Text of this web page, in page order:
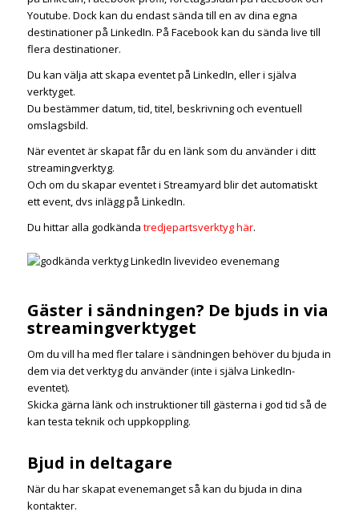
Youtube. Dock kan du endast sända till en av dina egna
destinationer på LinkedIn. På Facebook kan du sända live till
flera destinationer.
Du kan välja att skapa eventet på LinkedIn, eller i själva
verktyget.
Du bestämmer datum, tid, titel, beskrivning och eventuell
omslagsbild.
När eventet är skapat får du en länk som du använder i ditt
streamingverktyg.
Och om du skapar eventet i Streamyard blir det automatiskt
ett event, dvs inlägg på LinkedIn.
Du hittar alla godkända tredjepartsverktyg här.
Gäster i sändningen? De bjuds in via
streamingverktyget
Om du vill ha med fler talare i sändningen behöver du bjuda in
dem via det verktyg du använder (inte i själva LinkedIn-
eventet).
Skicka gärna länk och instruktioner till gästerna i god tid så de
kan testa teknik och uppkoppling.
Bjud in deltagare
När du har skapat evenemanget så kan du bjuda in dina
kontakter.